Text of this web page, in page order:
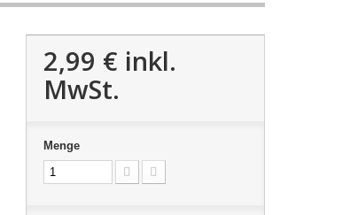
2,99 € inkl.
MwSt.
Menge